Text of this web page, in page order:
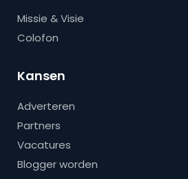
Missie & Visie
Colofon
Kansen
Adverteren
Partners
Vacatures
Blogger worden